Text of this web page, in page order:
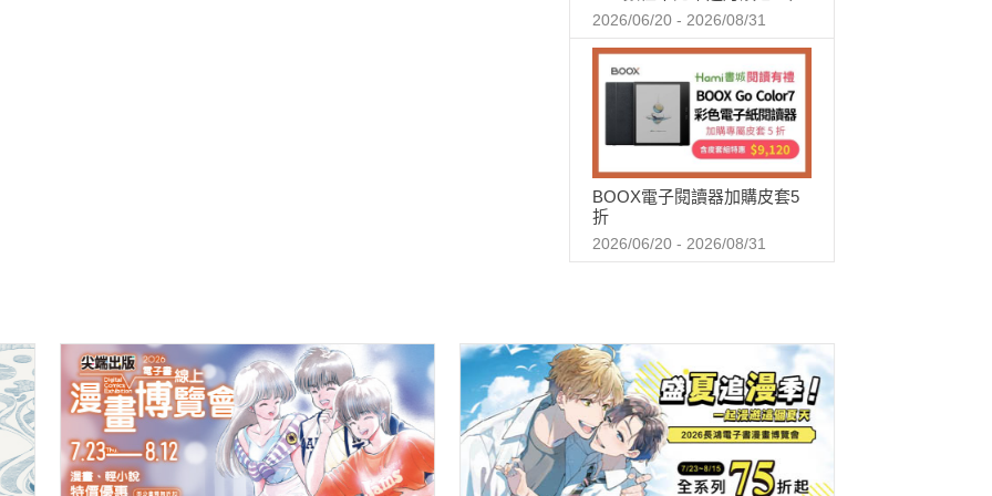
2026/06/20 - 2026/08/31
BOOX電子閱讀器加購皮套5
折
2026/06/20 - 2026/08/31